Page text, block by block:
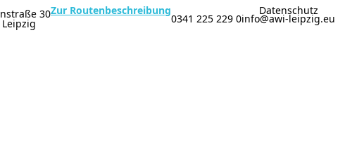
30Zur Routenbeschreibung
0341 225 229 0info@awi-leipzig.eu
Datenschutz